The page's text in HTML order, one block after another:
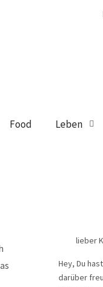
Food Leben
lieber
Hey, Du
darüber